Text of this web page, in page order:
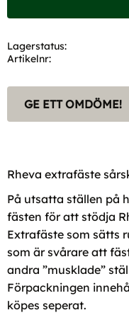
Lagerstatus
Artikelnr
GE ETT OMDÖME!
Rheva extrafäste
På utsatta ställen på
fästen för att stödja
Extrafäste som sätts
som är svårare att
andra ”musklade”
Förpackningen
köpes seperat.